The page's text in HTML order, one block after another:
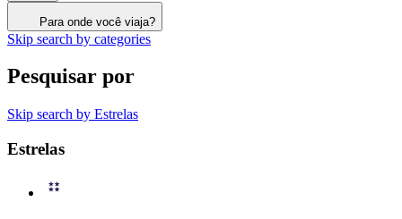
Para onde você viaja?
Skip search by categories
Pesquisar por
Skip search by Estrelas
Estrelas